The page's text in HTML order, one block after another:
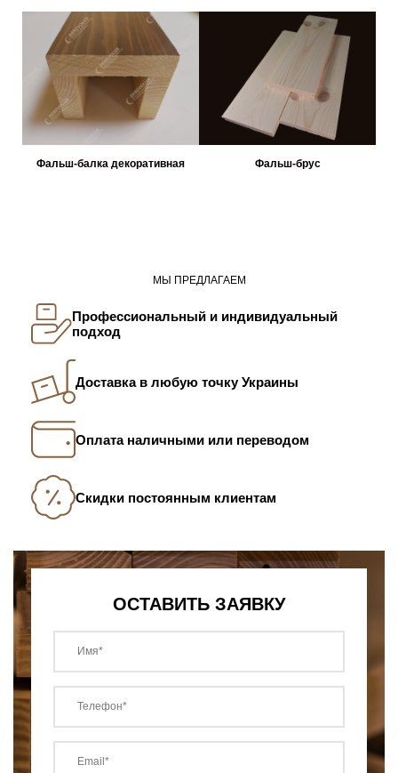
Фальш-балка декоративная Фальш-брус
МЫ ПРЕДЛАГАЕМ
Профессиональный и индивидуальный
подход
Доставка в любую точку Украины
Оплата наличными или переводом
Скидки постоянным клиентам
ОСТАВИТЬ ЗАЯВКУ